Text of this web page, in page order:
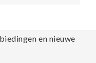
en nieuwe